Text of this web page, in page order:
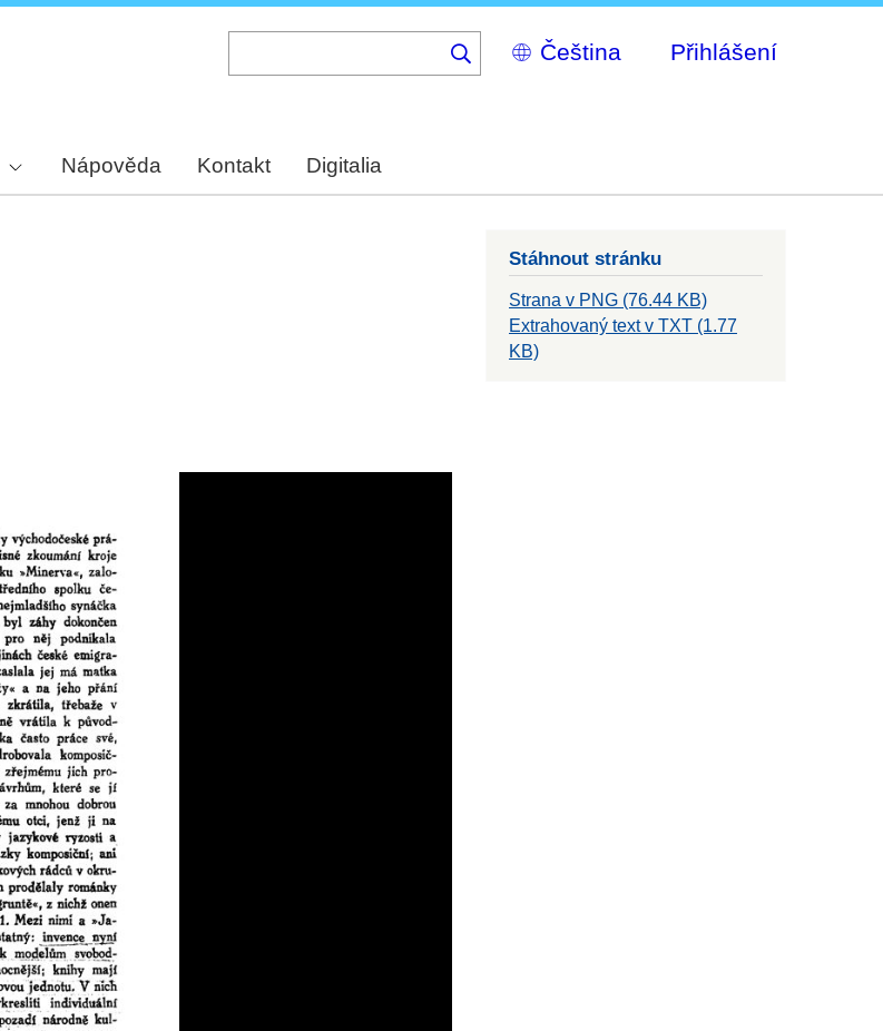
Select
your
Přihlášení
Nápověda Kontakt Digitalia
Stáhnout stránku
Strana v PNG (76.44 KB)
Extrahovaný text v TXT (1.77
KB)